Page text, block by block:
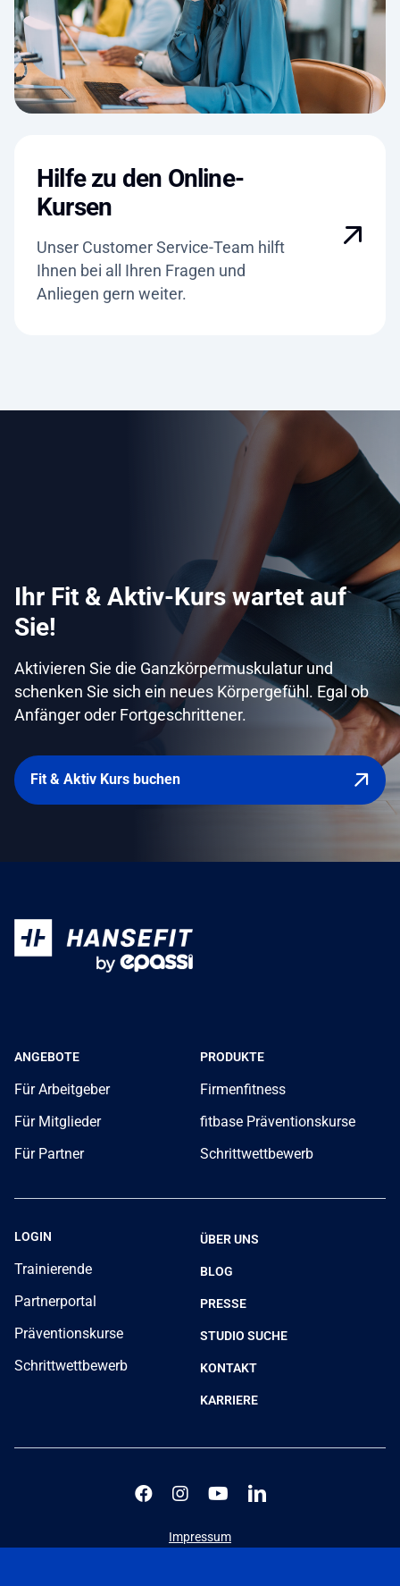
Hilfe zu den Online-
Kursen
Unser Customer Service-Team hilft
Ihnen bei all Ihren Fragen und
Anliegen gern weiter.
Ihr Fit & Aktiv-Kurs wartet auf
Sie!
Aktivieren Sie die Ganzkörpermuskulatur und
schenken Sie sich ein neues Körpergefühl. Egal ob
Anfänger oder Fortgeschrittener.
Fit & Aktiv Kurs buchen
ANGEBOTE
Für Arbeitgeber
Für Mitglieder
Für Partner
PRODUKTE
Firmenfitness
fitbase Präventionskurse
Schrittwettbewerb
LOGIN
Trainierende
Partnerportal
Präventionskurse
Schrittwettbewerb
ÜBER UNS
BLOG
PRESSE
STUDIO SUCHE
KONTAKT
KARRIERE
Impressum